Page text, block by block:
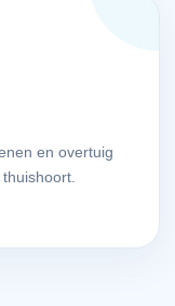
en overtuig